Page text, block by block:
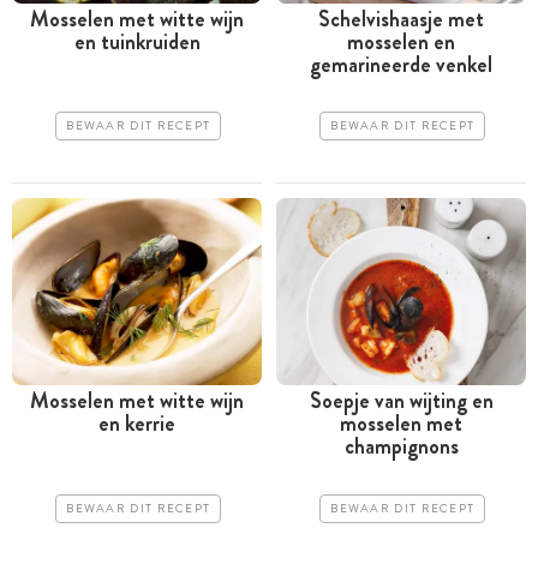
Mosselen met witte wijn
en tuinkruiden
BEWAAR DIT RECEPT
Schelvishaasje met
mosselen en
gemarineerde venkel
BEWAAR DIT RECEPT
Mosselen met witte wijn
en kerrie
BEWAAR DIT RECEPT
Soepje van wijting en
mosselen met
champignons
BEWAAR DIT RECEPT